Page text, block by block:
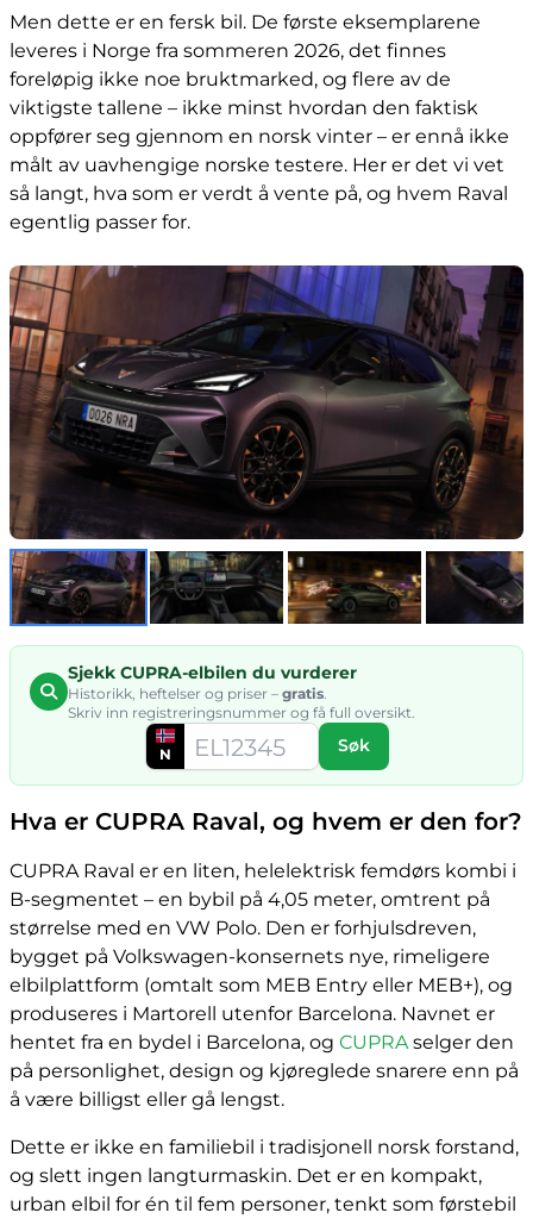
Men dette er en fersk bil. De første eksemplarene
leveres i Norge fra sommeren 2026, det finnes
foreløpig ikke noe bruktmarked, og flere av de
viktigste tallene – ikke minst hvordan den faktisk
oppfører seg gjennom en norsk vinter – er ennå ikke
målt av uavhengige norske testere. Her er det vi vet
så langt, hva som er verdt å vente på, og hvem Raval
egentlig passer for.
Sjekk CUPRA-elbilen du vurderer
Historikk, heftelser og priser – gratis
Skriv inn registreringsnummer og få full oversikt.
N Søk
Hva er CUPRA Raval, og hvem er den for?
CUPRA Raval er en liten, helelektrisk femdørs kombi i
B-segmentet – en bybil på 4,05 meter, omtrent på
størrelse med en VW Polo. Den er forhjulsdreven,
bygget på Volkswagen-konsernets nye, rimeligere
elbilplattform (omtalt som MEB Entry eller MEB+), og
produseres i Martorell utenfor Barcelona. Navnet er
hentet fra en bydel i Barcelona, og CUPRAselger den
på personlighet, design og kjøreglede snarere enn på
å være billigst eller gå lengst.
Dette er ikke en familiebil i tradisjonell norsk forstand,
og slett ingen langturmaskin. Det er en kompakt,
urban elbil for én til fem personer, tenkt som førstebil